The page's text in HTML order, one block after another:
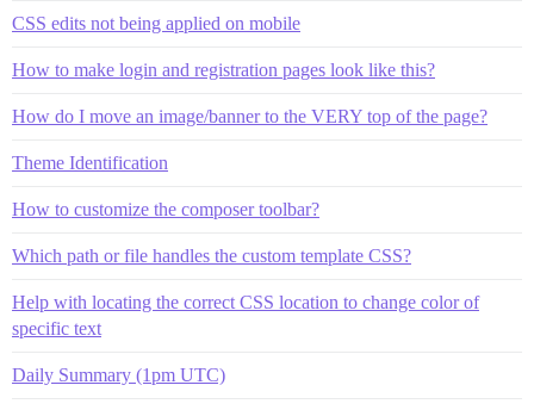
CSS edits not being applied on mobile
How to make login and registration pages look like this?
How do I move an image/banner to the VERY top of the page?
Theme Identification
How to customize the composer toolbar?
Which path or file handles the custom template CSS?
Help with locating the correct CSS location to change color of
specific text
Daily Summary (1pm UTC)